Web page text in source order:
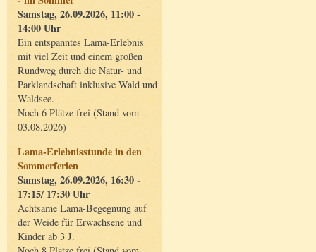
Samstag, 26.09.2026, 11:00 -
14:00 Uhr
Ein entspanntes Lama-Erlebnis
mit viel Zeit und einem großen
Rundweg durch die Natur- und
Parklandschaft inklusive Wald und
Waldsee.
Noch 6 Plätze frei (Stand vom
03.08.2026)
Lama-Erlebnisstunde in den
Sommerferien
Samstag, 26.09.2026, 16:30 -
17:15/ 17:30 Uhr
Achtsame Lama-Begegnung auf
der Weide für Erwachsene und
Kinder ab 3 J.